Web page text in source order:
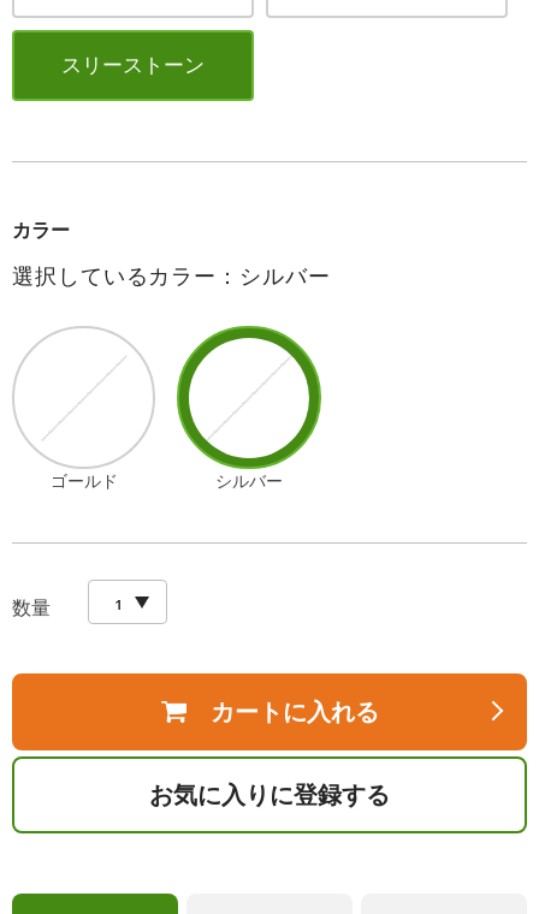
スリーストーン
カラー
選択しているカラー：シルバー
ゴールド シルバー
数量
カートに入れる
お気に入りに登録する